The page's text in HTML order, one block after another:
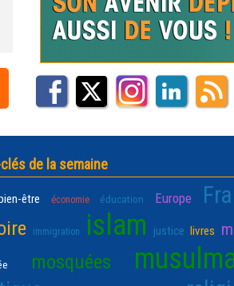
de la semaine
être économie éducation Europe
immigration islam justice livres
mosquées